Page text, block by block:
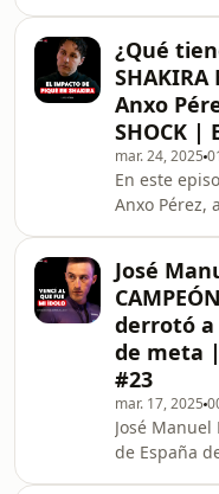
este
per
Spursito, Ari
destapamos
nadie te
hay algo
espectáculo,
cambiado la
contenido,
adicción má
¿Qué
SHAKIRA
Anxo
SHOCK |
mar. 24, 2025
En este
Anxo Pérez,
humana, el
personal.
directo a
Techpump, y
de
eneatipos
también
José
derrotó a
de meta
#23
mar. 17, 2025
José
de España